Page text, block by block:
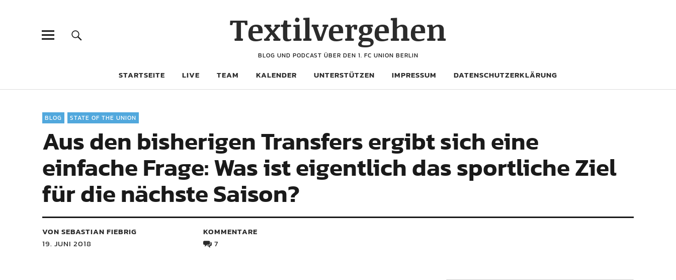
Textilvergehen
BLOG UND PODCAST ÜBER DEN 1. FC UNION BERLIN
STARTSEITE LIVE TEAM KALENDER UNTERSTÜTZEN IMPRESSUM DATENSCHUTZERKLÄRUNG
BLOG STATE OF THE UNION
Aus den bisherigen Transfers ergibt sich eine
einfache Frage: Was ist eigentlich das sportliche Ziel
für die nächste Saison?
VON SEBASTIAN FIEBRIG
19. JUNI 2018
KOMMENTARE
7